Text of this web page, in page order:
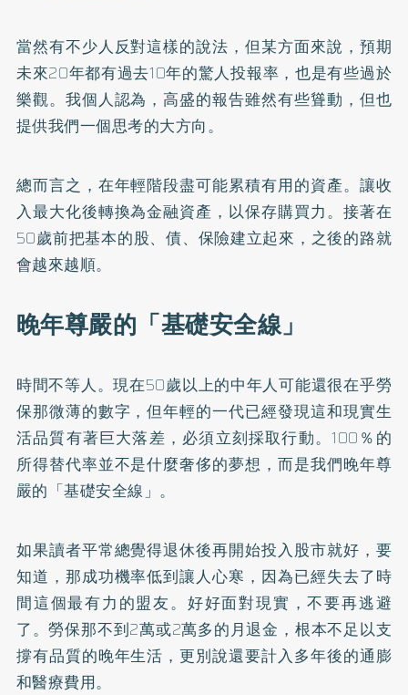
當然有不少人反對這樣的說法，但某方面來說，預期
未來20年都有過去10年的驚人投報率，也是有些過於
樂觀。我個人認為，高盛的報告雖然有些聳動，但也
提供我們一個思考的大方向。
總而言之，在年輕階段盡可能累積有用的資產。讓收
入最大化後轉換為金融資產，以保存購買力。接著在
50歲前把基本的股、債、保險建立起來，之後的路就
會越來越順。
晚年尊嚴的「基礎安全線」
時間不等人。現在50歲以上的中年人可能還很在乎勞
保那微薄的數字，但年輕的一代已經發現這和現實生
活品質有著巨大落差，必須立刻採取行動。100％的
所得替代率並不是什麼奢侈的夢想，而是我們晚年尊
嚴的「基礎安全線」。
如果讀者平常總覺得退休後再開始投入股市就好，要
知道，那成功機率低到讓人心寒，因為已經失去了時
間這個最有力的盟友。好好面對現實，不要再逃避
了。勞保那不到2萬或2萬多的月退金，根本不足以支
撐有品質的晚年生活，更別說還要計入多年後的通膨
和醫療費用。